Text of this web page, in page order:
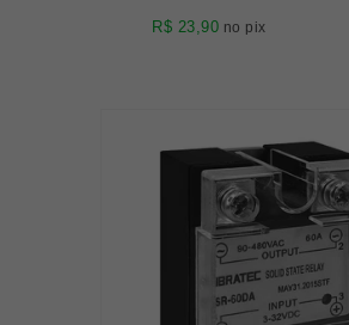
R$ 23,90 no pix